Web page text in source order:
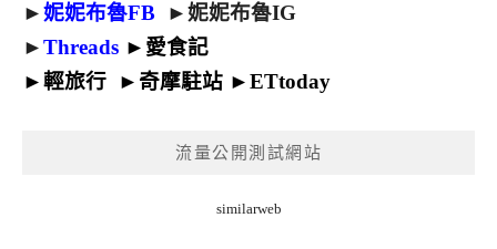
►妮妮布魯FB ►妮妮布魯IG
►Threads ► 愛食記
►輕旅行 ► 奇摩駐站 ►ETtoday
流量公開測試網站
similarweb